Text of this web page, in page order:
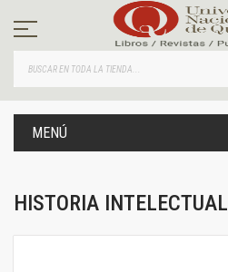
contenido
MENÚ
HISTORIA INTELECTUAL